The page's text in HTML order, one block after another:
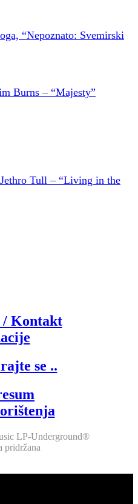
“Nepoznato: Svemirski
Burns – “Majesty”
Tull – “Living in the
Kontakt
se ..
LP-Underground®
pridržana